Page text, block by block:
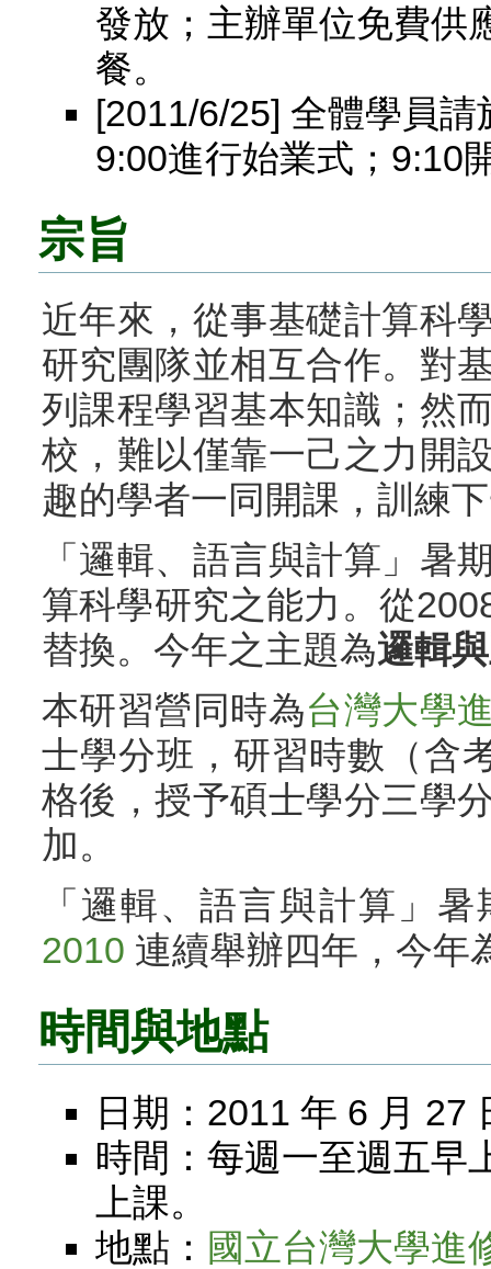
發放；主辦單位免費供
餐。
[2011/6/25] 全體學員
9:00進行始業式；9:10
宗旨
近年來，從事基礎計算科
研究團隊並相互合作。對
列課程學習基本知識；然
校，難以僅靠一己之力開
趣的學者一同開課，訓練
「邏輯、語言與計算」暑
算科學研究之能力。從
替換。今年之主題為邏輯
本研習營同時為台灣大學
士學分班，研習時數（含
格後，授予碩士學分三學
加。
「邏輯、語言與計算」
2010 連續舉辦四年，今年
時間與地點
日期：2011 年 6 月 27
時間：每週一至週五早
上課。
地點： 國立台灣大學進